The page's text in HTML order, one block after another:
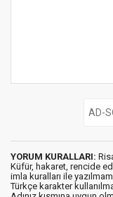
YORUM KURALLARI:
Küfür, hakaret, rencide
imla kuralları ile
Türkçe karakter